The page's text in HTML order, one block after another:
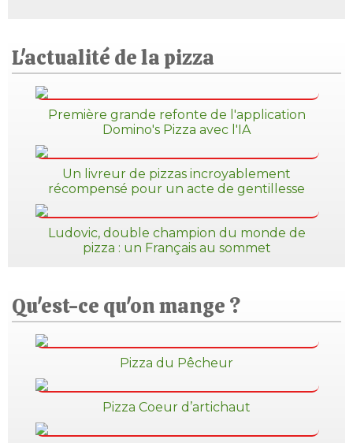
L'actualité de la pizza
Première grande refonte de l'application
Domino's Pizza avec l'IA
Un livreur de pizzas incroyablement
récompensé pour un acte de gentillesse
Ludovic, double champion du monde de
pizza : un Français au sommet
Qu'est-ce qu'on mange ?
Pizza du Pêcheur
Pizza Coeur d’artichaut